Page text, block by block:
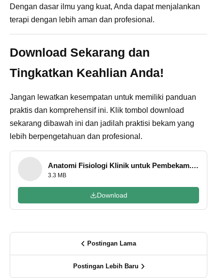
Dengan dasar ilmu yang kuat, Anda dapat menjalankan
terapi dengan lebih aman dan profesional.
Download Sekarang dan
Tingkatkan Keahlian Anda!
Jangan lewatkan kesempatan untuk memiliki panduan
praktis dan komprehensif ini. Klik tombol download
sekarang dibawah ini dan jadilah praktisi bekam yang
lebih berpengetahuan dan profesional.
Anatomi Fisiologi Klinik untuk Pembekam.pdf
3.3 MB
Download
Postingan Lama
Postingan Lebih Baru